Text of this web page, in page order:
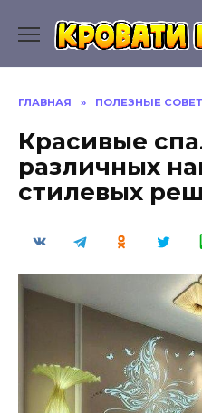
содержанию
ГЛАВНАЯ » ПОЛЕЗНЫЕ
Красивые
различных
стилевых